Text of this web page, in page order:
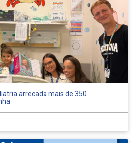
arrecada mais de 350